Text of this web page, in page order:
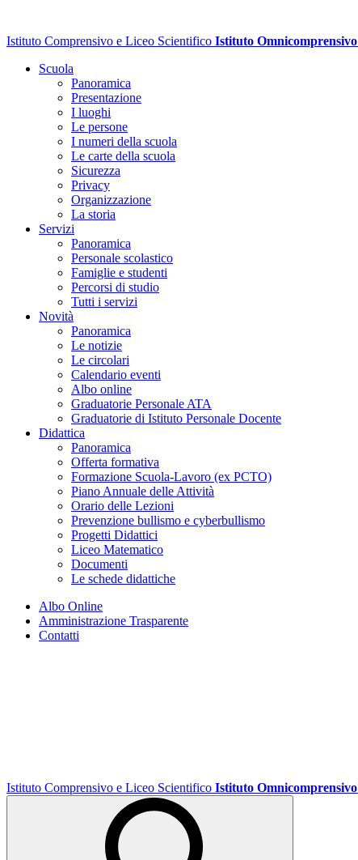
Istituto Comprensivo e Liceo Scientifico Istituto Omnicomprensivo
Scuola
Panoramica
Presentazione
I luoghi
Le persone
I numeri della scuola
Le carte della scuola
Sicurezza
Privacy
Organizzazione
La storia
Servizi
Panoramica
Personale scolastico
Famiglie e studenti
Percorsi di studio
Tutti i servizi
Novità
Panoramica
Le notizie
Le circolari
Calendario eventi
Albo online
Graduatorie Personale ATA
Graduatorie di Istituto Personale Docente
Didattica
Panoramica
Offerta formativa
Formazione Scuola-Lavoro (ex PCTO)
Piano Annuale delle Attività
Orario delle Lezioni
Prevenzione bullismo e cyberbullismo
Progetti Didattici
Liceo Matematico
Documenti
Le schede didattiche
Albo Online
Amministrazione Trasparente
Contatti
Istituto Comprensivo e Liceo Scientifico Istituto Omnicomprensivo